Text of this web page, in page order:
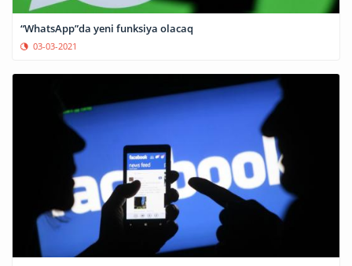
“WhatsApp”da yeni funksiya olacaq
03-03-2021